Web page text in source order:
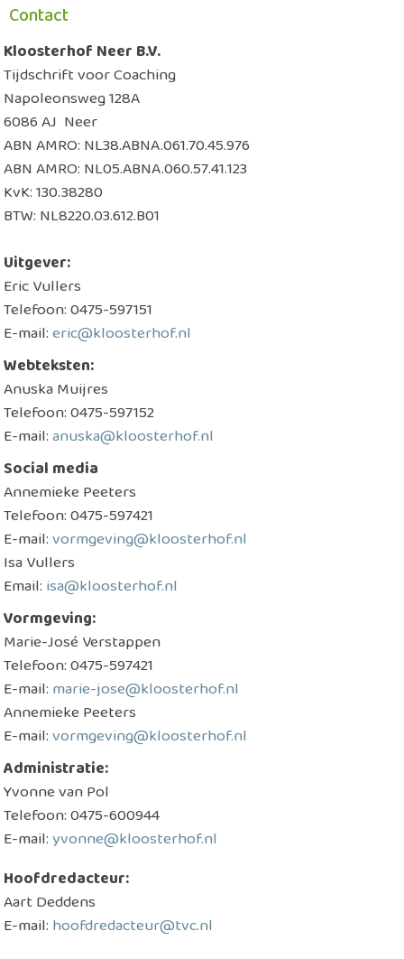
Contact
Kloosterhof Neer B.V.
Tijdschrift voor Coaching
Napoleonsweg 128A
6086 AJ Neer
ABN AMRO: NL38.ABNA.061.70.45.976
ABN AMRO: NL05.ABNA.060.57.41.123
KvK: 130.38280
BTW: NL8220.03.612.B01
Uitgever:
Eric Vullers
Telefoon: 0475-597151
E-mail:eric@kloosterhof.nl
Webteksten:
Anuska Muijres
Telefoon: 0475-597152
E-mail:anuska@kloosterhof.nl
Social media
Annemieke Peeters
Telefoon: 0475-597421
E-mail:vormgeving@kloosterhof.nl
Isa Vullers
Email: isa@kloosterhof.nl
Vormgeving:
Marie-José Verstappen
Telefoon: 0475-597421
E-mail: marie-jose@kloosterhof.nl
Annemieke Peeters
E-mail:vormgeving@kloosterhof.nl
Administratie:
Yvonne van Pol
Telefoon: 0475-600944
E-mail:yvonne@kloosterhof.nl
Hoofdredacteur:
Aart Deddens
E-mail: hoofdredacteur@tvc.nl​